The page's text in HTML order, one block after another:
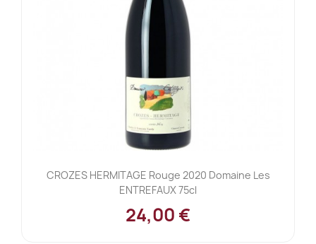
CROZES HERMITAGE Rouge 2020 Domaine Les
ENTREFAUX 75cl
24,00 €